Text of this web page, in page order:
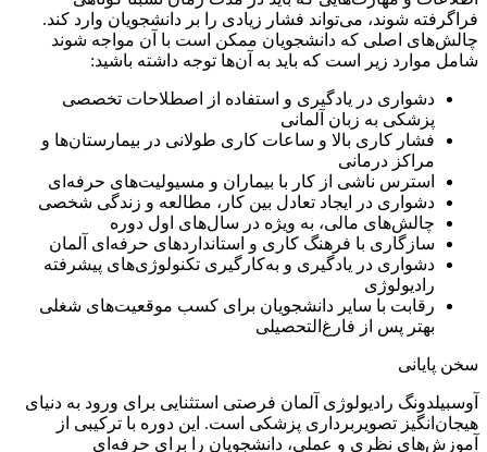
فراگرفته شوند، می‌تواند فشار زیادی را بر دانشجویان وارد کند.
چالش‌های اصلی که دانشجویان ممکن است با آن مواجه شوند
شامل موارد زیر است که باید به آن‌ها توجه داشته باشید:
دشواری در یادگیری و استفاده از اصطلاحات تخصصی
پزشکی به زبان آلمانی
فشار کاری بالا و ساعات کاری طولانی در بیمارستان‌ها و
مراکز درمانی
استرس ناشی از کار با بیماران و مسیولیت‌های حرفه‌ای
دشواری در ایجاد تعادل بین کار، مطالعه و زندگی شخصی
چالش‌های مالی، به ویژه در سال‌های اول دوره
سازگاری با فرهنگ کاری و استانداردهای حرفه‌ای آلمان
دشواری در یادگیری و به‌کارگیری تکنولوژی‌های پیشرفته
رادیولوژی
رقابت با سایر دانشجویان برای کسب موقعیت‌های شغلی
بهتر پس از فارغ‌التحصیلی
سخن پایانی
آوسبیلدونگ رادیولوژی آلمان فرصتی استثنایی برای ورود به دنیای
هیجان‌انگیز تصویربرداری پزشکی است. این دوره با ترکیبی از
آموزش‌های نظری و عملی، دانشجویان را برای حرفه‌ای